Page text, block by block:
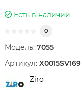
Есть в наличии
0
Модель: 7055
Артикул: X0015SV169
Ziro